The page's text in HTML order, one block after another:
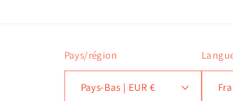
Pays/région
Pays-Bas | EUR €